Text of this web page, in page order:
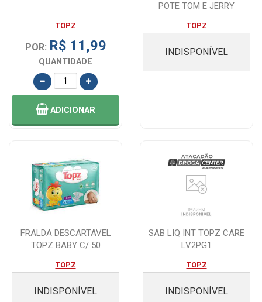
TOPZ
POR: R$ 11,99
QUANTIDADE
ADICIONAR
POTE TOM E JERRY
TOPZ
INDISPONÍVEL
FRALDA DESCARTAVEL
TOPZ BABY C/ 50
TOPZ
INDISPONÍVEL
SAB LIQ INT TOPZ CARE
LV2PG1
TOPZ
INDISPONÍVEL